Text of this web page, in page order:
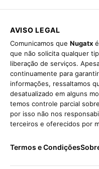
AVISO LEGAL
Comunicamos que Nugatx
que não solicita qualquer
liberação de serviços.
continuamente para
informações, ressaltamos
desatualizado em alguns
temos controle parcial
por isso não nos
terceiros e oferecidos por
Termos e Condições